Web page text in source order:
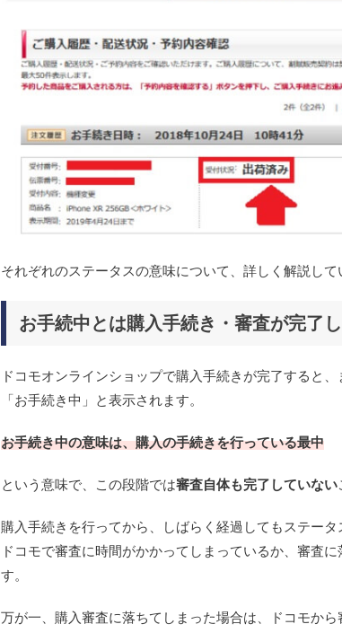
それぞれのステータスの意味について、詳しく解説して
お手続中とは購入手続き・審査が完了
ドコモオンラインショップで購入手続きが完了すると
「お手続き中」と表示されます。
お手続き中の意味は、購入の手続きを行っている最中
という意味で、この段階では審査自体も完了していない
購入手続きを行ってから、しばらく経過してもステータ
ドコモで審査に時間がかかってしまっているか、審査
す。
万が一、購入審査に落ちてしまった場合は、ドコモか